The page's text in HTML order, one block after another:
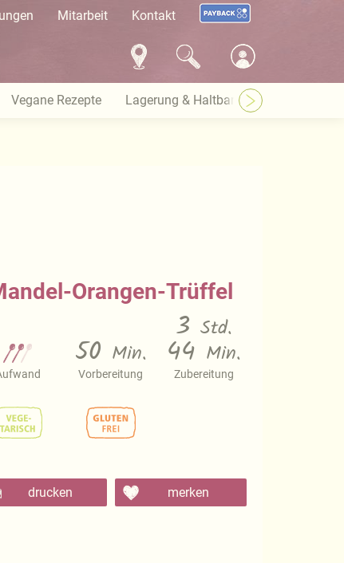
Mitarbeit Kontakt
Vegane Rezepte Lagerung & Haltbarkeit
Orangen-Trüffel
50 Min.
Vorbereitung
3Std.
44 Min.
Zubereitung
drucken merken